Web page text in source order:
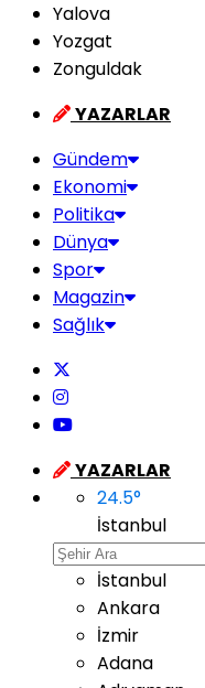
Yalova
Yozgat
Zonguldak
YAZARLAR
Gündem
Ekonomi
Politika
Dünya
Spor
Magazin
Sağlık
YAZARLAR
24.5°
İstanbul
İstanbul
Ankara
İzmir
Adana